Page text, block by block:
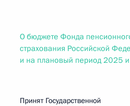
О бюджете Фонда
страхования Российской
и на плановый период 2025
Принят Государственной